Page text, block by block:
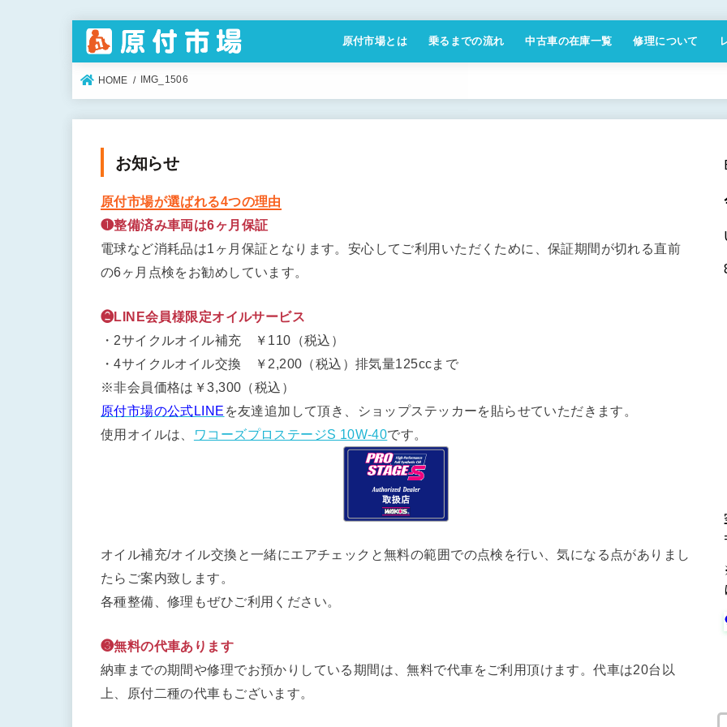
原付市場とは 乗るまでの流れ 中古車の在庫一覧 修理について
HOME IMG_1506
お知らせ
原付市場が選ばれる4つの理由
❶整備済み車両は6ヶ月保証
電球など消耗品は1ヶ月保証となります。安心してご利用いただくために、保証期間が切れる直前
の6ヶ月点検をお勧めしています。
❷LINE会員様限定オイルサービス
・2サイクルオイル補充 ￥110（税込）
・4サイクルオイル交換 ￥2,200（税込）排気量125ccまで
※非会員価格は￥3,300（税込）
原付市場の公式LINE を友達追加して頂き、ショップステッカーを貼らせていただきます。
使用オイルは、
ワコーズプロステージS 10W-40です。
オイル補充/オイル交換と一緒にエアチェックと無料の範囲での点検を行い、気になる点がありまし
たらご案内致します。
各種整備、修理もぜひご利用ください。
❸無料の代車あります
納車までの期間や修理でお預かりしている期間は、無料で代車をご利用頂けます。代車は20台以
上、原付二種の代車もございます。